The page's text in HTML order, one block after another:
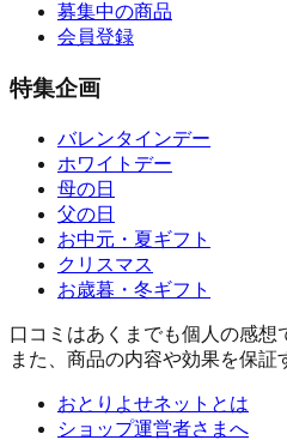
募集中の商品
会員登録
特集企画
バレンタインデー
ホワイトデー
母の日
父の日
お中元・夏ギフト
クリスマス
お歳暮・冬ギフト
口コミはあくまでも個人の感想
また、商品の内容や効果を保証
おとりよせネットとは
ショップ運営者さまへ